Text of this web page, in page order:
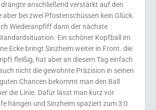
drängte anschließend verstärkt auf den
aber bei zwei Pfostenschüssen kein Glück.
Wiederanpfiff dann der nächste
Ein schöner Kopfball im
Ecke bringt Sinzheim weiter in Front. die
fleißig, hat aber an diesem Tag einfach
nicht die gewohnte Präzision in seinen
Chancen bekommt man den Ball
die Linie. Dafür lässt man kurz vor
hängen und Sinzheim spaziert zum 3:0